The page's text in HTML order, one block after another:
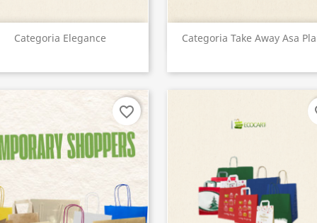
Categoria Elegance
Vista rápida Categoria Take Away Asa
 Vista rápida
favorite_border